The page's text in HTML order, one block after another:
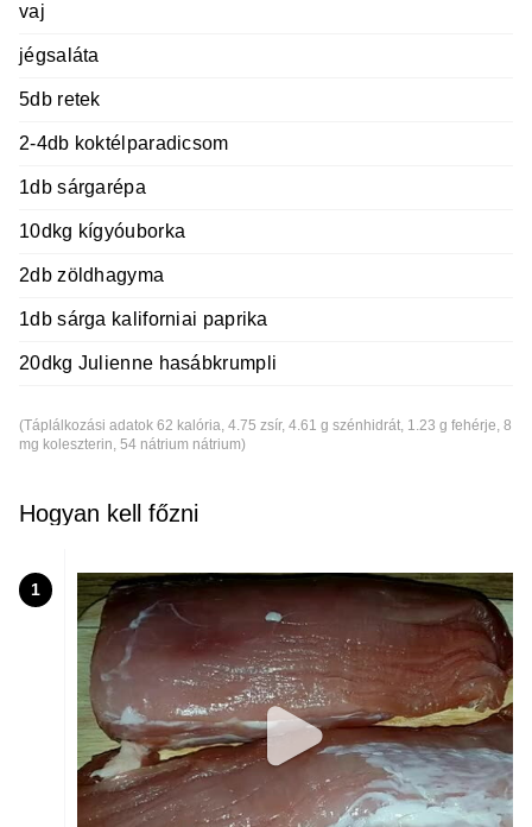
vaj
jégsaláta
5db retek
2-4db koktélparadicsom
1db sárgarépa
10dkg kígyóuborka
2db zöldhagyma
1db sárga kaliforniai paprika
20dkg Julienne hasábkrumpli
(Táplálkozási adatok 62 kalória, 4.75 zsír, 4.61 g szénhidrát, 1.23 g fehérje, 8
mg koleszterin, 54 nátrium nátrium)
Hogyan kell főzni
1